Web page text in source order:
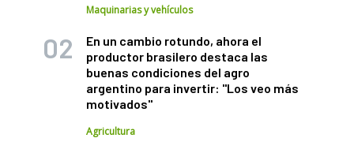
Maquinarias y vehículos
En un cambio rotundo, ahora el
productor brasilero destaca las
buenas condiciones del agro
argentino para invertir: "Los veo más
motivados"
Agricultura